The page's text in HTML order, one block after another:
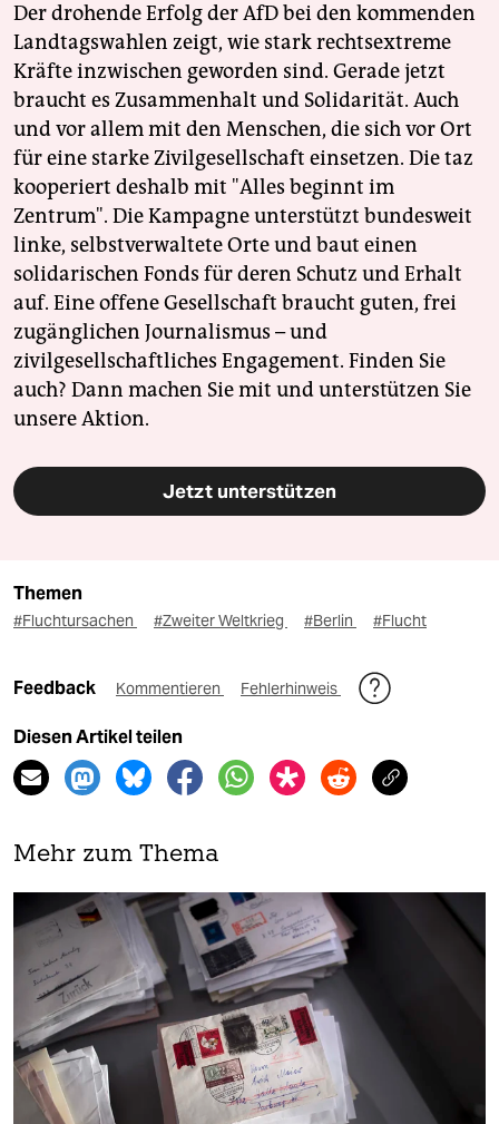
Der drohende Erfolg der AfD bei den kommenden
Landtagswahlen zeigt, wie stark rechtsextreme
Kräfte inzwischen geworden sind. Gerade jetzt
braucht es Zusammenhalt und Solidarität. Auch
und vor allem mit den Menschen, die sich vor Ort
für eine starke Zivilgesellschaft einsetzen. Die taz
kooperiert deshalb mit "Alles beginnt im
Zentrum". Die Kampagne unterstützt bundesweit
linke, selbstverwaltete Orte und baut einen
solidarischen Fonds für deren Schutz und Erhalt
auf. Eine offene Gesellschaft braucht guten, frei
zugänglichen Journalismus – und
zivilgesellschaftliches Engagement. Finden Sie
auch? Dann machen Sie mit und unterstützen Sie
unsere Aktion.
Jetzt unterstützen
Themen
#Fluchtursachen #Zweiter Weltkrieg #Berlin #Flucht
Feedback Kommentieren Fehlerhinweis
Diesen Artikel teilen
Mehr zum Thema